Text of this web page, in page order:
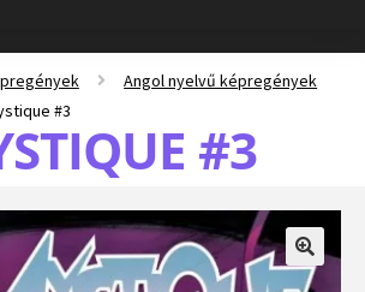
Angol nyelvű képregények
#3
#3